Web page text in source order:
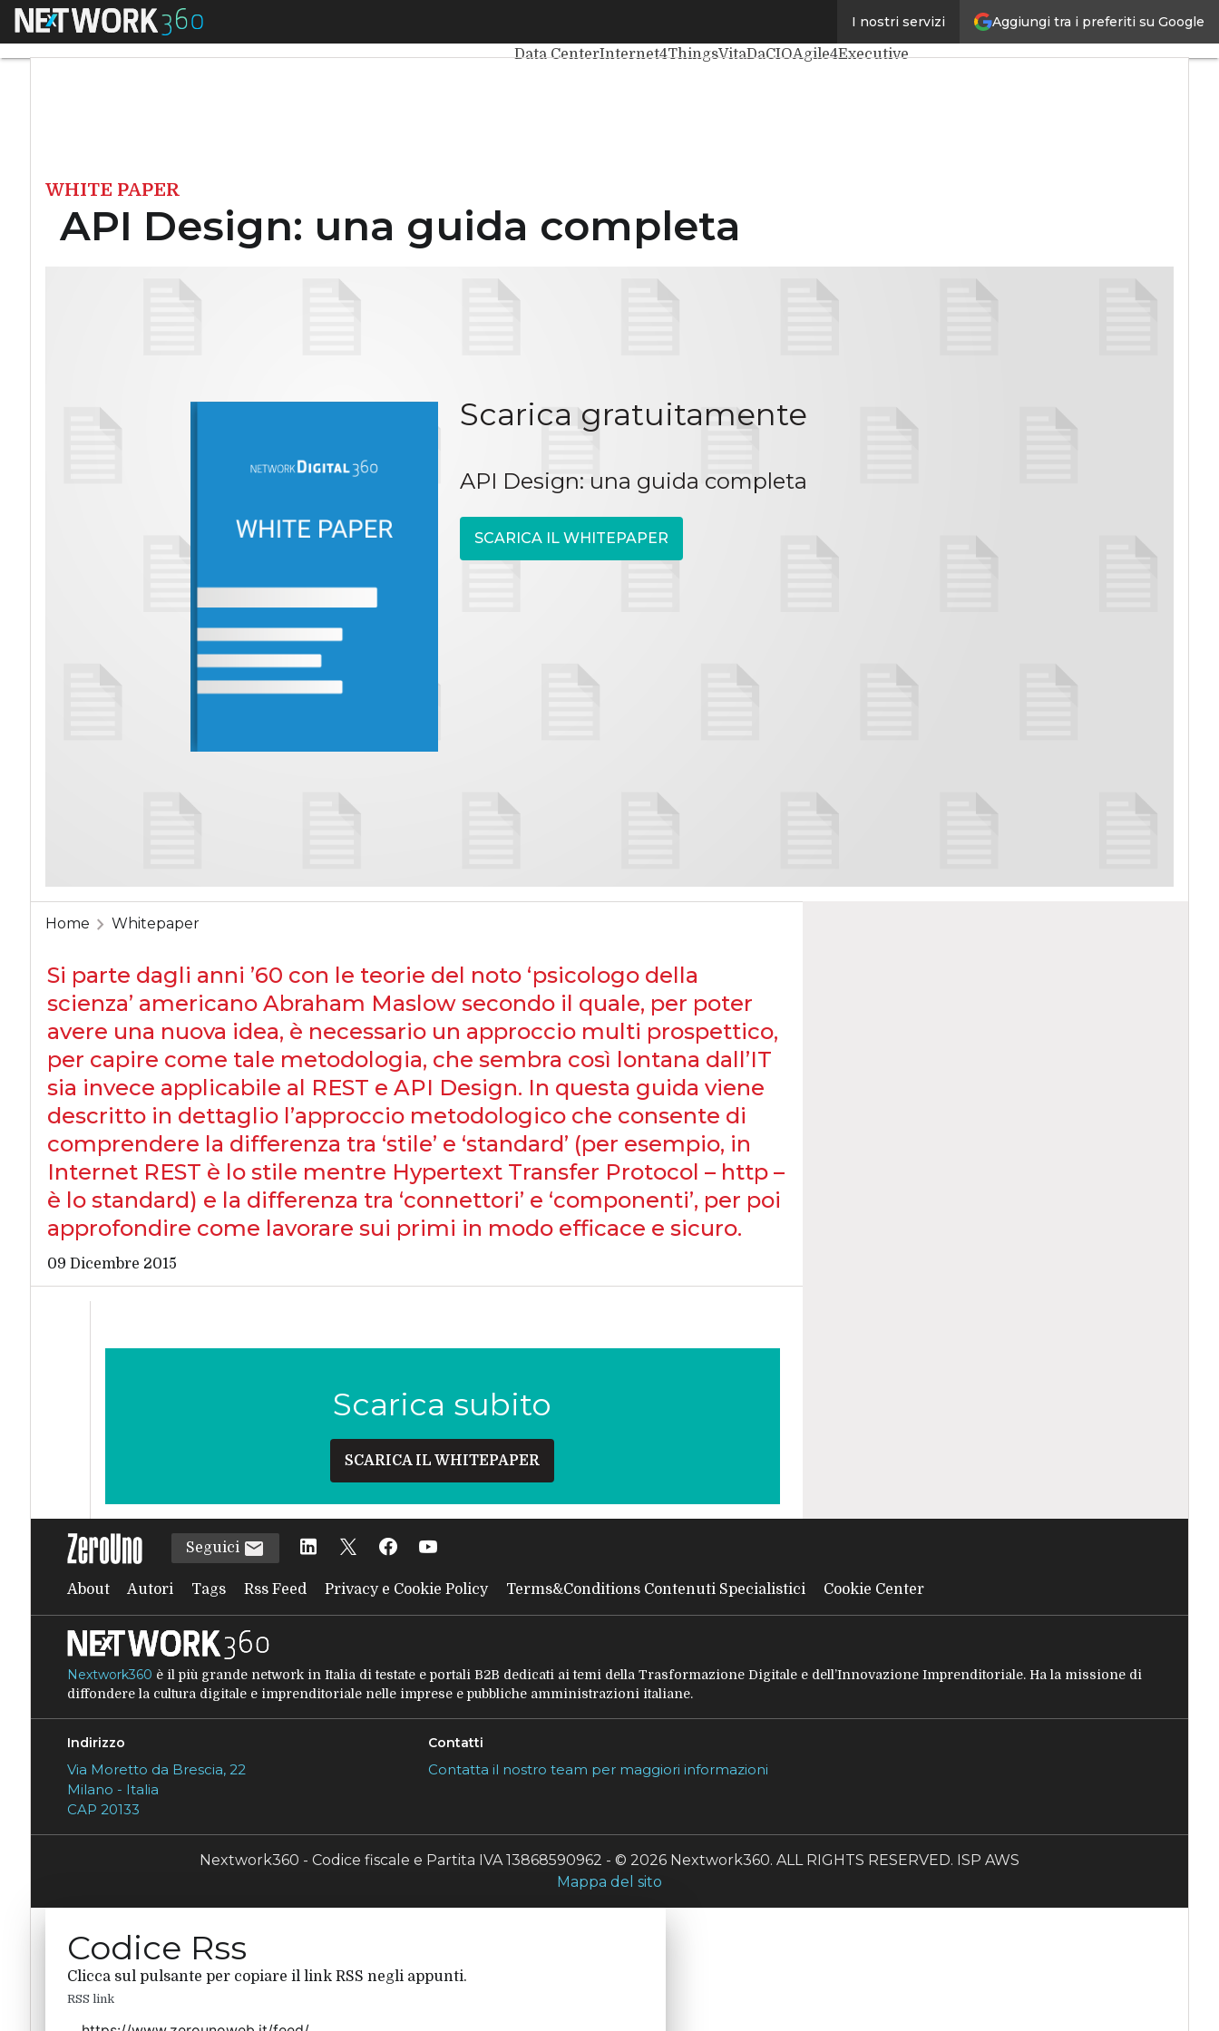
Aggiungi tra i preferiti su Google
I nostri servizi
Menu
Cybersecurity
Data CenterInternet4ThingsVitaDaCIOAgile4Executive
WHITE PAPER
API Design: una guida completa
Scarica gratuitamente
API Design: una guida completa
SCARICA IL WHITEPAPER
Home Whitepaper
Si parte dagli anni ’60 con le teorie del noto ‘psicologo della
scienza’ americano Abraham Maslow secondo il quale, per poter
avere una nuova idea, è necessario un approccio multi prospettico,
per capire come tale metodologia, che sembra così lontana dall’IT
sia invece applicabile al REST e API Design. In questa guida viene
descritto in dettaglio l’approccio metodologico che consente di
comprendere la differenza tra ‘stile’ e ‘standard’ (per esempio, in
Internet REST è lo stile mentre Hypertext Transfer Protocol – http –
è lo standard) e la differenza tra ‘connettori’ e ‘componenti’, per poi
approfondire come lavorare sui primi in modo efficace e sicuro.
09 Dicembre 2015
Scarica subito
SCARICA IL WHITEPAPER
Seguici
About Autori Tags Rss Feed Privacy e Cookie Policy Terms&Conditions Contenuti Specialistici Cookie Center
Nextwork360 è il più grande network in Italia di testate e portali B2B dedicati ai temi della Trasformazione Digitale e dell’Innovazione Imprenditoriale. Ha la missione di
diffondere la cultura digitale e imprenditoriale nelle imprese e pubbliche amministrazioni italiane.
Indirizzo
Via Moretto da Brescia, 22
Milano - Italia
CAP 20133
Contatti
Contatta il nostro team per maggiori informazioni
Nextwork360 - Codice fiscale e Partita IVA 13868590962 - © 2026 Nextwork360. ALL RIGHTS RESERVED. ISP AWS
Mappa del sito
Codice Rss
Clicca sul pulsante per copiare il link RSS negli appunti.
RSS link